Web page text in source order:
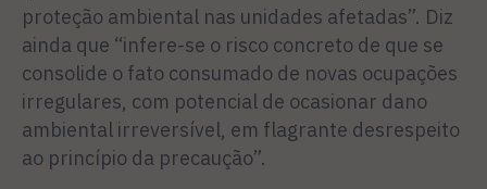
proteção ambiental nas unidades afetadas”. Diz
ainda que “infere-se o risco concreto de que se
consolide o fato consumado de novas ocupações
irregulares, com potencial de ocasionar dano
ambiental irreversível, em flagrante desrespeito
ao princípio da precaução”.